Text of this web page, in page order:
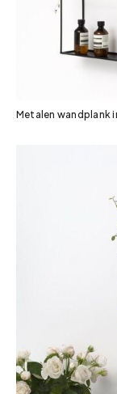
Metalen wandplank